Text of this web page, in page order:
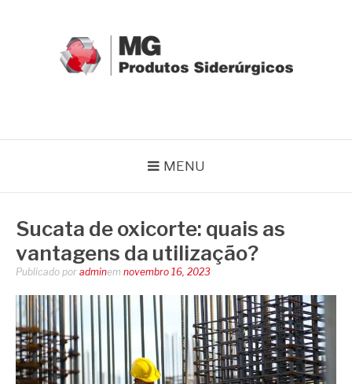
MENU
Sucata de oxicorte: quais as
vantagens da utilização?
Publicado por adminem novembro 16, 2023